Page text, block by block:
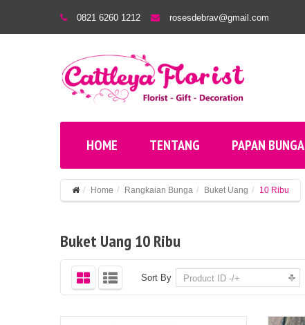
0821 6260 1212 rosesdebrav@gmail.com
HOME TENTANG PAPAN BUNGA
Home Rangkaian Bunga Buket Uang 10 Ribu
Buket Uang 10 Ribu
Sort By Product ID -/+